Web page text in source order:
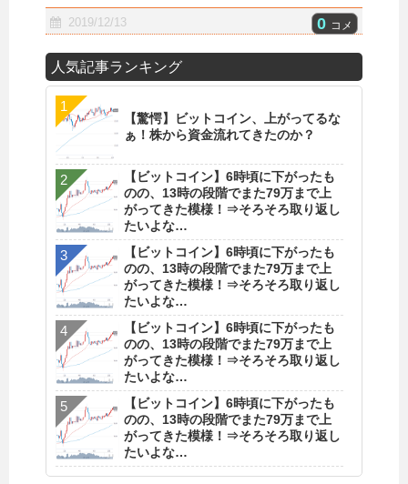
2019/12/13 0 コメ
人気記事ランキング
【驚愕】ビットコイン、上がってるな
ぁ！株から資金流れてきたのか？
【ビットコイン】6時頃に下がったも
のの、13時の段階でまた79万まで上
がってきた模様！⇒そろそろ取り返し
たいよな…
【ビットコイン】6時頃に下がったも
のの、13時の段階でまた79万まで上
がってきた模様！⇒そろそろ取り返し
たいよな…
【ビットコイン】6時頃に下がったも
のの、13時の段階でまた79万まで上
がってきた模様！⇒そろそろ取り返し
たいよな…
【ビットコイン】6時頃に下がったも
のの、13時の段階でまた79万まで上
がってきた模様！⇒そろそろ取り返し
たいよな…